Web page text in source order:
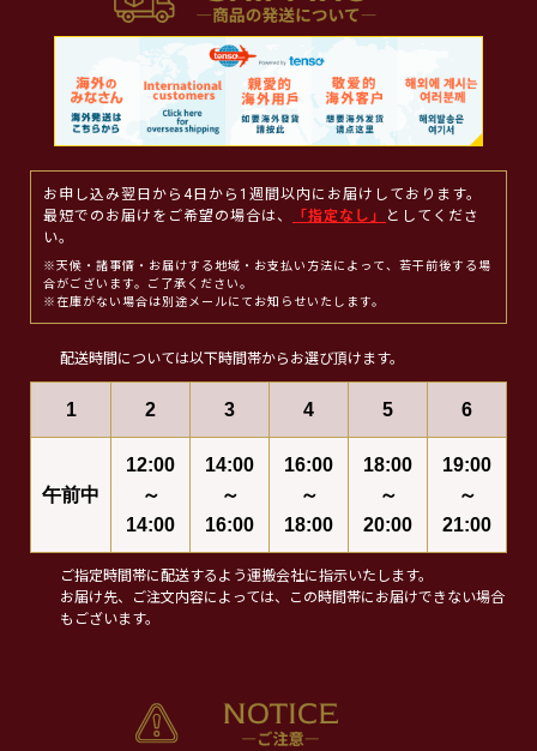
お申し込み翌日から4日から1週間以内にお届けしております。
最短でのお届けをご希望の場合は、
「指定なし」
としてくださ
い。
※天候・諸事情・お届けする地域・お支払い方法によって、若干前後する場
合がございます。ご了承ください。
※在庫がない場合は別途メールにてお知らせいたします。
配送時間については以下時間帯からお選び頂けます。
1 2 3 4 5 6
午前中
12:00
～
14:00
14:00
～
16:00
16:00
～
18:00
18:00
～
20:00
19:00
～
21:00
ご指定時間帯に配送するよう運搬会社に指示いたします。
お届け先、ご注文内容によっては、この時間帯にお届けできない場合
もございます。